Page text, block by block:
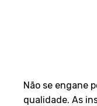
Não se engane
qualidade. As